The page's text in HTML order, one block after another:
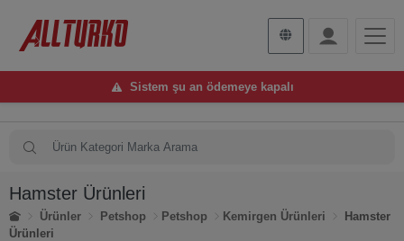
Sistem şu an ödemeye kapalı
Hamster Ürünleri
Ürünler Petshop Petshop Kemirgen Ürünleri
Hamster
Ürünleri